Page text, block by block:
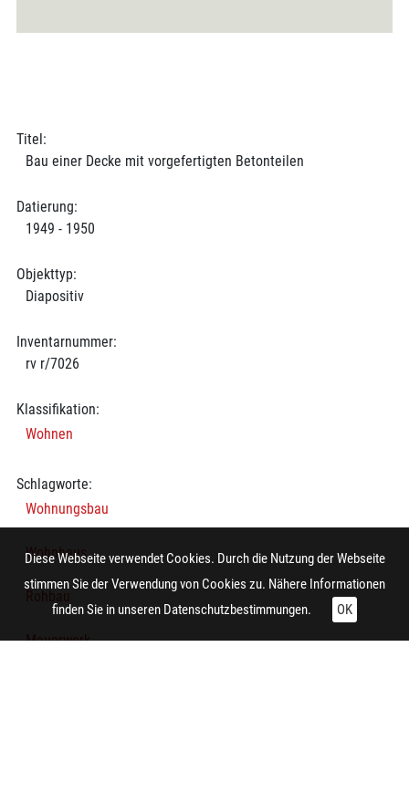
Titel:
Bau einer Decke mit vorgefertigten Betonteilen
Datierung:
1949 - 1950
Objekttyp:
Diapositiv
Inventarnummer:
rv r/7026
Klassifikation:
Wohnen
Schlagworte:
Wohnungsbau
Wohnhaus
Mauerwerk
Diese Webseite verwendet Cookies. Durch die Nutzung der Webseite
stimmen Sie der Verwendung von Cookies zu. Nähere Informationen
finden Sie in unseren Datenschutzbestimmungen. OK